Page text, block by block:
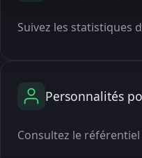
Suivez les statistiques
Personnalités
Consultez le